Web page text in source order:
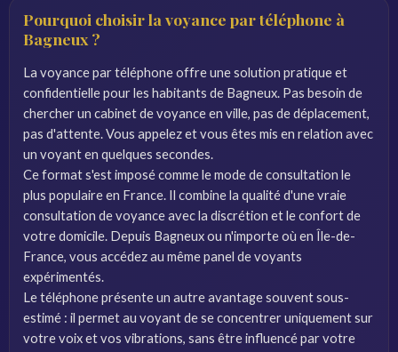
Pourquoi choisir la voyance par téléphone à
Bagneux ?
La voyance par téléphone offre une solution pratique et
confidentielle pour les habitants de Bagneux. Pas besoin de
chercher un cabinet de voyance en ville, pas de déplacement,
pas d'attente. Vous appelez et vous êtes mis en relation avec
un voyant en quelques secondes.
Ce format s'est imposé comme le mode de consultation le
plus populaire en France. Il combine la qualité d'une vraie
consultation de voyance avec la discrétion et le confort de
votre domicile. Depuis Bagneux ou n'importe où en Île-de-
France, vous accédez au même panel de voyants
expérimentés.
Le téléphone présente un autre avantage souvent sous-
estimé : il permet au voyant de se concentrer uniquement sur
votre voix et vos vibrations, sans être influencé par votre